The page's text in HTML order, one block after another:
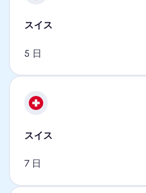
スイス
5 日
スイス
7 日